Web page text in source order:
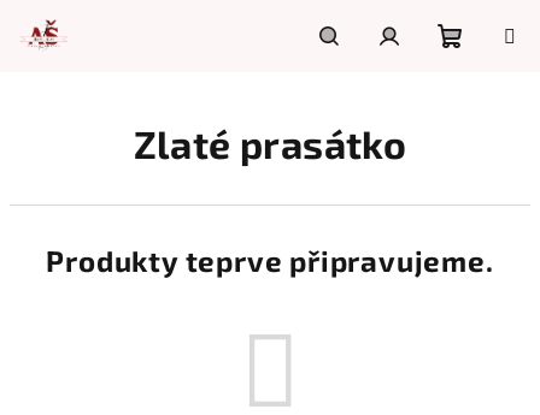
obsah
Zlaté prasátko
Produkty teprve připravujeme.